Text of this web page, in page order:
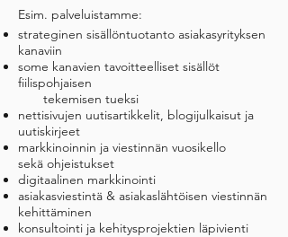
Esim. palveluistamme:
strateginen sisällöntuotanto asiakasyrityksen
kanaviin
some kanavien tavoitteelliset sisällöt
fiilispohjaisen
tekemisen tueksi
nettisivujen uutisartikkelit, blogijulkaisut ja
uutiskirjeet
markkinoinnin ja viestinnän vuosikello
sekä ohjeistukset
digitaalinen markkinointi
asiakasviestintä & asiakaslähtöisen viestinnän
kehittäminen
konsultointi ja kehitysprojektien läpivienti